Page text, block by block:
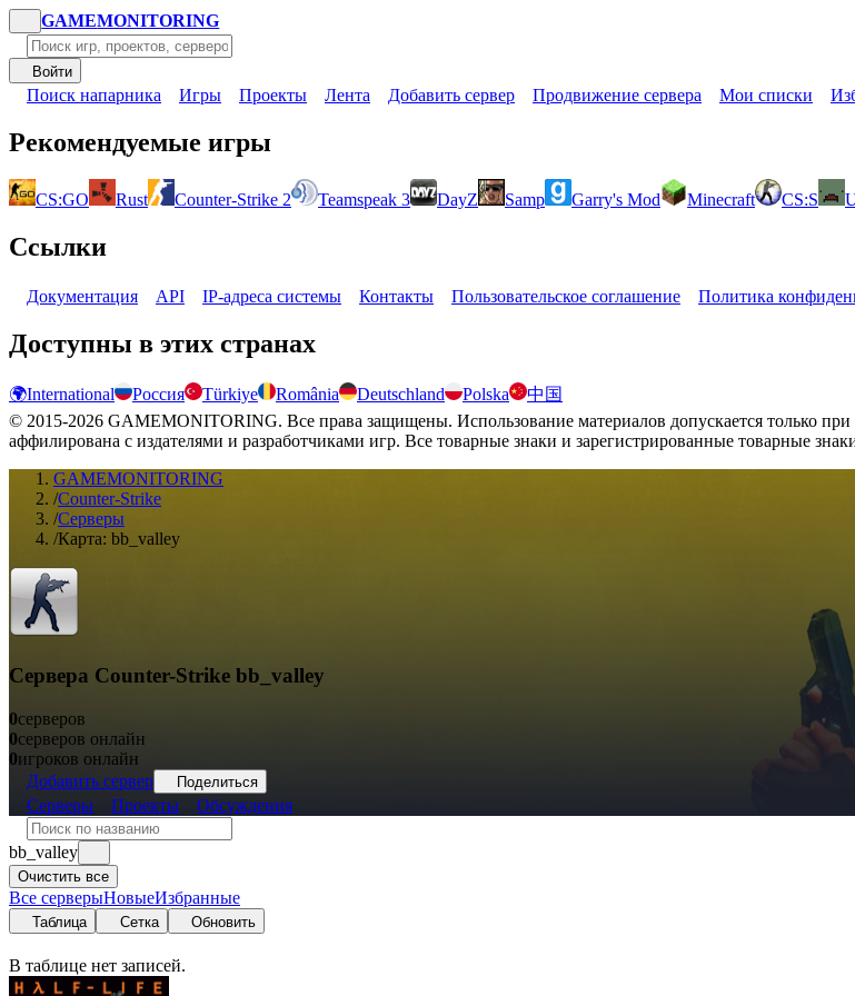
GAMEMONITORING
Войти
Поиск напарника Игры Проекты Лента Добавить сервер Продвижение сервера Мои списки
Рекомендуемые игры
CS:GO Rust Counter-Strike 2 Teamspeak 3 DayZ Samp Garry's Mod Minecraft CS:S
Ссылки
Документация API IP-адреса системы Контакты Пользовательское соглашение Политика
Доступны в этих странах
🌍International Россия Türkiye România Deutschland Polska
中国
© 2015-2026 GAMEMONITORING. Все права защищены. Использование материалов допускается только
аффилирована с издателями и разработчиками игр. Все товарные знаки и зарегистрированные товарные
GAMEMONITORING
/Counter-Strike
/Серверы
/Карта: bb_valley
Сервера Counter-Strike bb_valley
0серверов
0серверов онлайн
0игроков онлайн
Добавить сервер
Поделиться
Серверы Проекты Обсуждения
bb_valley
Очистить все
Все серверыНовыеИзбранные
Таблица Сетка Обновить
В таблице нет записей.